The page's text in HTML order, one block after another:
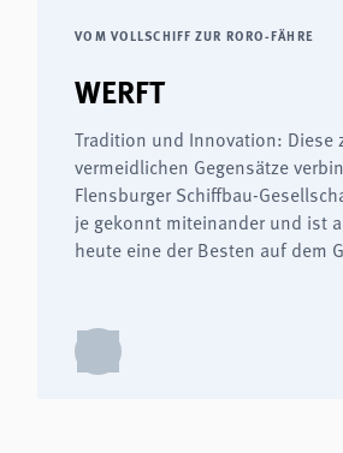
VOM VOLLSCHIFF ZUR RORO-FÄHRE
WERFT
Tradition und Innovation: Diese
vermeidlichen Gegensätze
Flensburger Schiffbau-
je gekonnt miteinander und ist
heute eine der Besten auf dem